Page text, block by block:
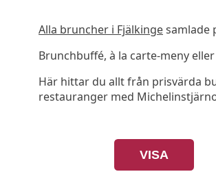
Alla bruncher i Fjälkingesamlade
Brunchbuffé, à la carte-meny
Här hittar du allt från prisvärda
restauranger med
VISA